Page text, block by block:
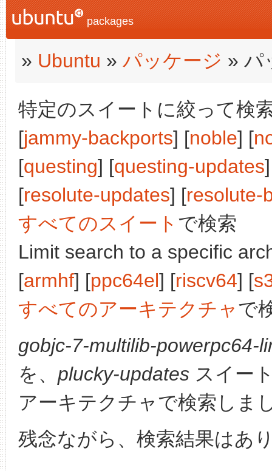
packages
» Ubuntu » パッケージ » パ
特定のスイートに絞って検
[jammy-backports] [noble] [
[questing] [questing-updates
[resolute-updates] [resolute-
すべてのスイート で検索
Limit search to a specific
[armhf] [ppc64el] [riscv64] [
すべてのアーキテクチャで
gobjc-7-multilib-powerpc64-
を、 plucky-updates スイー
アーキテクチャで検索しま
残念ながら、検索結果はあ